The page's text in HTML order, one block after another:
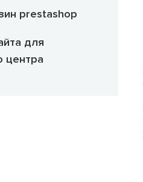
prestashop
для
центра